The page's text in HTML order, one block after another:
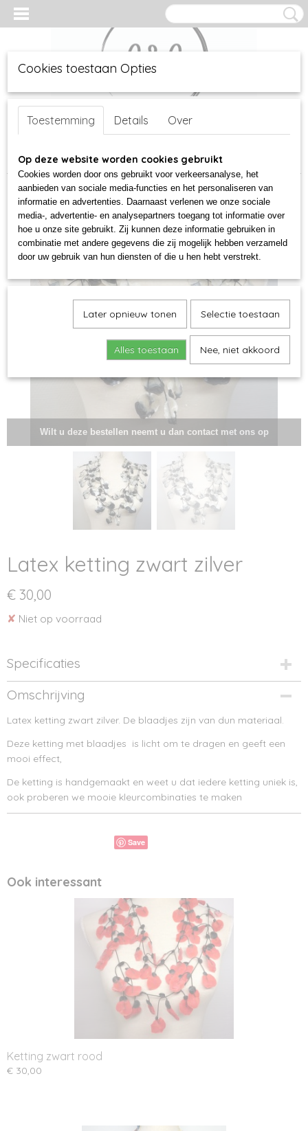
Inloggen Registreren
UW WINKELWAGEN
Home >sieraden>sieraden latex>Latex ketting zwart zilver
Wilt u deze bestellen neemt u dan contact met ons op
Latex ketting zwart zilver
€ 30,00
✘ Niet op voorraad
Specificaties
Bruto gewicht
0,70 Kg
Afmetingen (l,b,h)
Omschrijving
Latex ketting zwart zilver. De blaadjes zijn van dun materiaal.
Deze ketting met blaadjes is licht om te dragen en geeft een
mooi effect,
De ketting is handgemaakt en weet u dat iedere ketting uniek is,
ook proberen we mooie kleurcombinaties te maken
Save
Ook interessant
Ketting zwart rood
€ 30,00
Cookies toestaan Opties
Toestemming Details Over
Op deze website worden cookies gebruikt
Cookies worden door ons gebruikt voor verkeersanalyse, het
aanbieden van sociale media-functies en het personaliseren van
informatie en advertenties. Daarnaast verlenen we onze sociale
media-, advertentie- en analysepartners toegang tot informatie over
hoe u onze site gebruikt. Zij kunnen deze informatie gebruiken in
combinatie met andere gegevens die zij mogelijk hebben verzameld
door uw gebruik van hun diensten of die u hen hebt verstrekt.
Later opnieuw tonen Selectie toestaan
Alles toestaan Nee, niet akkoord